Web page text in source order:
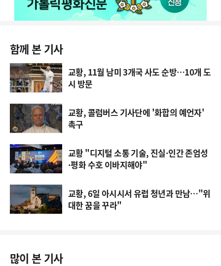
함께 본 기사
교황, 11월 남미 3개국 사도 순방…10개 도
시 방문
교황, 콜럼버스 기사단에 '화합의 예언자'
촉구
교황 "디지털 소통 기술, 진실·인간 존엄성
·평화 수호 이바지해야"
교황, 6일 아시시서 유럽 청년과 만남…"위
대한 꿈을 꾸라"
많이 본 기사